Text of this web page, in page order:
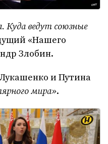
ведут союзные
«Нашего
Злобин.
и Путина
мира».